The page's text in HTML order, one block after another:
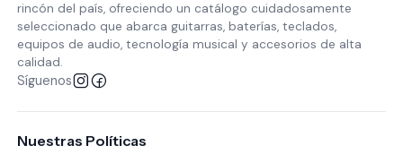
rincón del país, ofreciendo un catálogo cuidadosamente
seleccionado que abarca guitarras, baterías, teclados,
equipos de audio, tecnología musical y accesorios de alta
calidad.
Síguenos
Nuestras Políticas